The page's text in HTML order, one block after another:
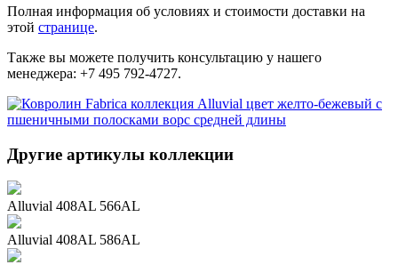
Полная информация об условиях и стоимости доставки на
этой странице.
Также вы можете получить консультацию у нашего
менеджера: +7 495 792-4727.
Другие артикулы коллекции
Alluvial 408AL 566AL
Alluvial 408AL 586AL